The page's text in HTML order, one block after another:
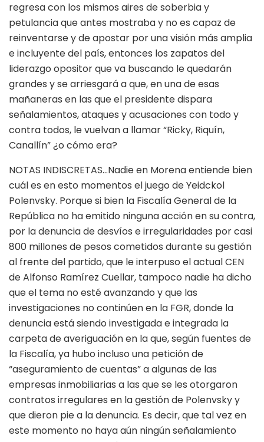
regresa con los mismos aires de soberbia y
petulancia que antes mostraba y no es capaz de
reinventarse y de apostar por una visión más amplia
e incluyente del país, entonces los zapatos del
liderazgo opositor que va buscando le quedarán
grandes y se arriesgará a que, en una de esas
mañaneras en las que el presidente dispara
señalamientos, ataques y acusaciones con todo y
contra todos, le vuelvan a llamar “Ricky, Riquín,
Canallín” ¿o cómo era?
NOTAS INDISCRETAS…Nadie en Morena entiende bien
cuál es en esto momentos el juego de Yeidckol
Polenvsky. Porque si bien la Fiscalía General de la
República no ha emitido ninguna acción en su contra,
por la denuncia de desvíos e irregularidades por casi
800 millones de pesos cometidos durante su gestión
al frente del partido, que le interpuso el actual CEN
de Alfonso Ramírez Cuellar, tampoco nadie ha dicho
que el tema no esté avanzando y que las
investigaciones no continúen en la FGR, donde la
denuncia está siendo investigada e integrada la
carpeta de averiguación en la que, según fuentes de
la Fiscalía, ya hubo incluso una petición de
“aseguramiento de cuentas” a algunas de las
empresas inmobiliarias a las que se les otorgaron
contratos irregulares en la gestión de Polenvsky y
que dieron pie a la denuncia. Es decir, que tal vez en
este momento no haya aún ningún señalamiento